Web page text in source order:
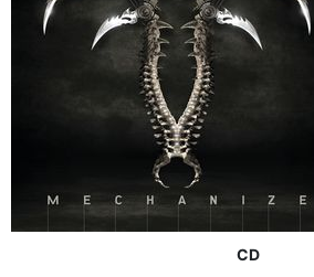
CD